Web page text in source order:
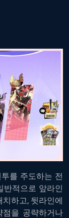
투를 주도하는 전
반적으로 앞라인
치하고, 뒷라인에
점을 공략하거나